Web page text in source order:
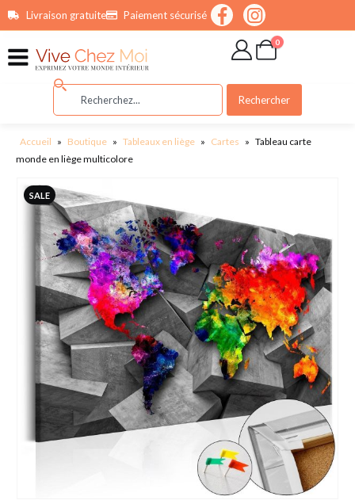
principalLivraison gratuite Paiement sécurisé
0
Rechercher
Accueil » Boutique » Tableaux en liège » Cartes » Tableau carte
monde en liège multicolore
SALE